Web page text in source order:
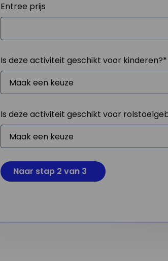
Entree prijs
Is deze activiteit geschikt voor kinderen?*
Is deze activiteit geschikt voor